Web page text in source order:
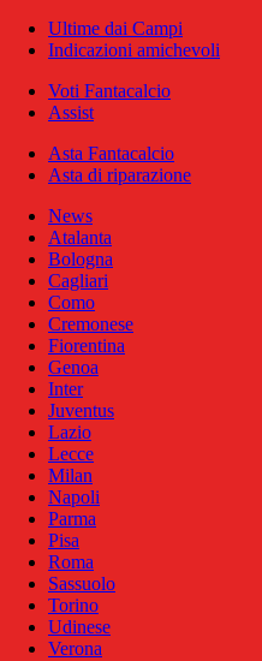
Ultime dai Campi
Indicazioni amichevoli
Voti Fantacalcio
Assist
Asta Fantacalcio
Asta di riparazione
News
Atalanta
Bologna
Cagliari
Como
Cremonese
Fiorentina
Genoa
Inter
Juventus
Lazio
Lecce
Milan
Napoli
Parma
Pisa
Roma
Sassuolo
Torino
Udinese
Verona